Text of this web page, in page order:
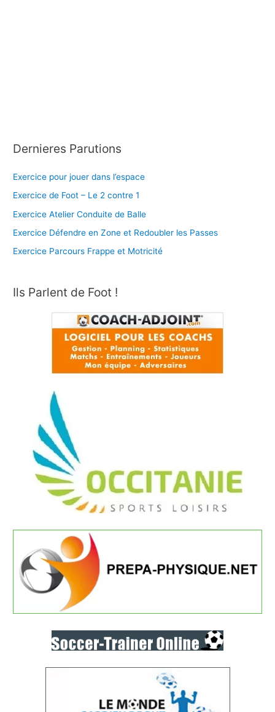
Dernieres Parutions
Exercice pour jouer dans l’espace
Exercice de Foot – Le 2 contre 1
Exercice Atelier Conduite de Balle
Exercice Défendre en Zone et Redoubler les Passes
Exercice Parcours Frappe et Motricité
Ils Parlent de Foot !